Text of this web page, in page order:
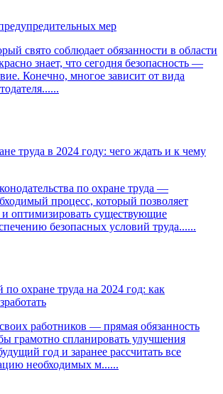
мер
свято соблюдает обязанности в области
знает, что сегодня безопасность —
Конечно, многое зависит от вида
труда в 2024 году: чего ждать и к чему
по охране труда —
процесс, который позволяет
и оптимизировать существующие
безопасных условий труда......
охране труда на 2024 год: как
работников — прямая обязанность
грамотно спланировать улучшения
год и заранее рассчитать все
необходимых м......